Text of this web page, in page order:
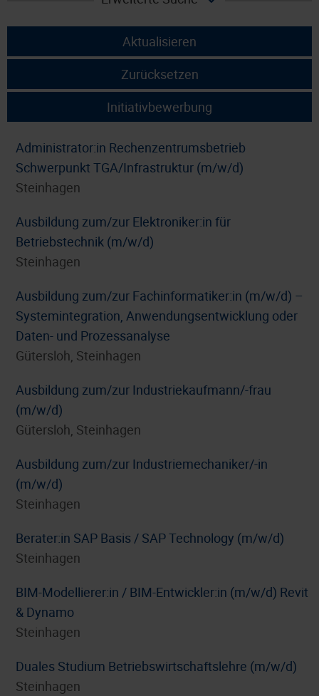
Aktualisieren
Zurücksetzen
Initiativbewerbung
Administrator:in Rechenzentrumsbetrieb
Schwerpunkt TGA/Infrastruktur (m/w/d)
Steinhagen
Ausbildung zum/zur Elektroniker:in für
Betriebstechnik (m/w/d)
Steinhagen
Ausbildung zum/zur Fachinformatiker:in (m/w/d) –
Systemintegration, Anwendungsentwicklung oder
Daten- und Prozessanalyse
Gütersloh, Steinhagen
Ausbildung zum/zur Industriekaufmann/-frau
(m/w/d)
Gütersloh, Steinhagen
Ausbildung zum/zur Industriemechaniker/-in
(m/w/d)
Steinhagen
Berater:in SAP Basis / SAP Technology (m/w/d)
Steinhagen
BIM-Modellierer:in / BIM-Entwickler:in (m/w/d) Revit
& Dynamo
Steinhagen
Duales Studium Betriebswirtschaftslehre (m/w/d)
Steinhagen